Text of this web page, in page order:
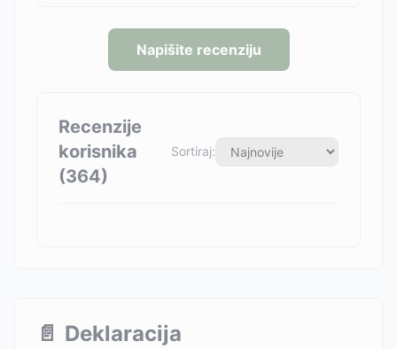
Napišite recenziju
Recenzije
korisnika
(364)
Sortiraj:
📄 Deklaracija